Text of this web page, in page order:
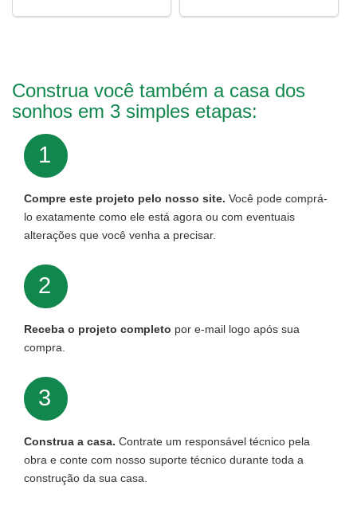
Construa você também a casa dos
sonhos em 3 simples etapas:
1
Compre este projeto pelo nosso site. Você pode comprá-
lo exatamente como ele está agora ou com eventuais
alterações que você venha a precisar.
2
Receba o projeto completo por e-mail logo após sua
compra.
3
Construa a casa. Contrate um responsável técnico pela
obra e conte com nosso suporte técnico durante toda a
construção da sua casa.